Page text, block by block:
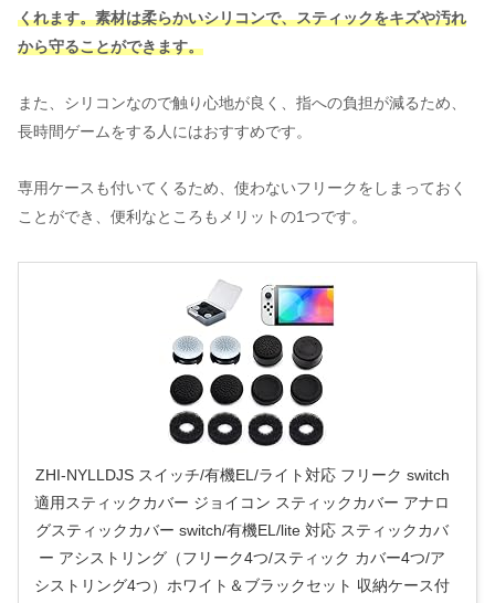
くれます。素材は柔らかいシリコンで、スティックをキズや汚れ
から守ることができます。
また、シリコンなので触り心地が良く、指への負担が減るため、
長時間ゲームをする人にはおすすめです。
専用ケースも付いてくるため、使わないフリークをしまっておく
ことができ、便利なところもメリットの1つです。
ZHI-NYLLDJS スイッチ/有機EL/ライト対応 フリーク switch
適用スティックカバー ジョイコン スティックカバー アナロ
グスティックカバー switch/有機EL/lite 対応 スティックカバ
ー アシストリング（フリーク4つ/スティック カバー4つ/ア
シストリング4つ）ホワイト＆ブラックセット 収納ケース付